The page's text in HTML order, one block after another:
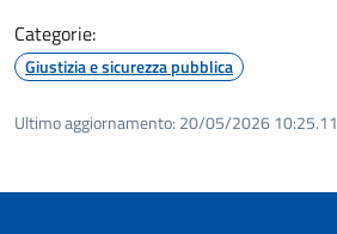
Categorie:
Giustizia e sicurezza pubblica
Ultimo aggiornamento: 20/05/2026 10:25.11